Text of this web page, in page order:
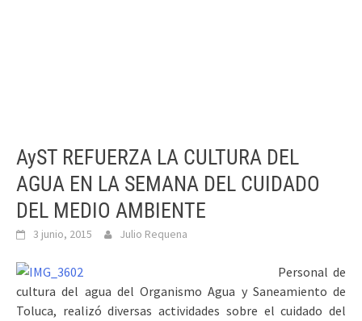
AyST REFUERZA LA CULTURA DEL
AGUA EN LA SEMANA DEL CUIDADO
DEL MEDIO AMBIENTE
3 junio, 2015 Julio Requena
Personal de
cultura del agua del Organismo Agua y Saneamiento de
Toluca, realizó diversas actividades sobre el cuidado del